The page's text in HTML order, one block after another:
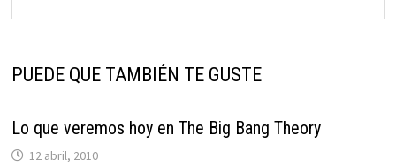
PUEDE QUE TAMBIÉN TE GUSTE
Lo que veremos hoy en The Big Bang Theory
12 abril, 2010